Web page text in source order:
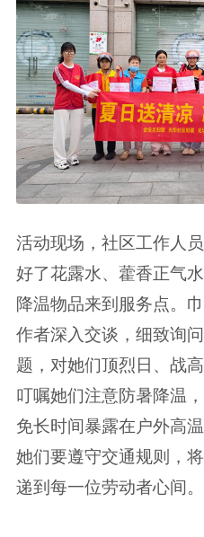
活动现场，社区工作人
好了花露水、藿香正气
降温物品来到服务点。
作者深入交谈，细致询
题，对她们顶烈日、战
叮嘱她们注意防暑降温
免长时间暴露在户外高
她们要遵守交通规则，
递到每一位劳动者心间。